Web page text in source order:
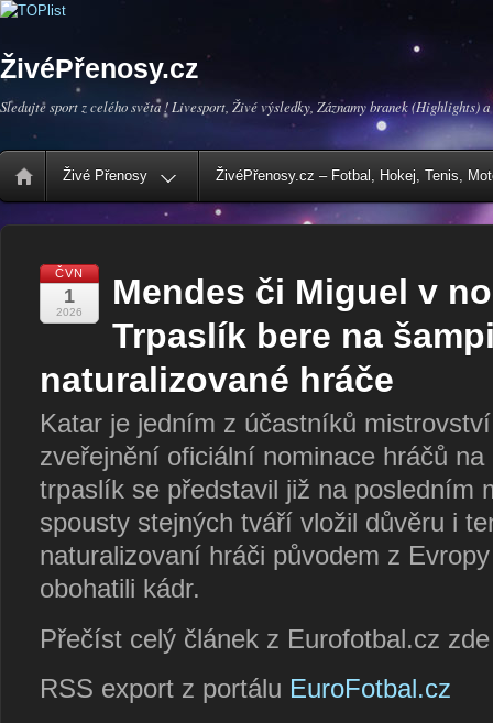
ŽivéPřenosy.cz
Sledujte sport z celého světa ! Livesport, Živé výsledky, Záznamy branek (Highlights) a
Živé Přenosy ŽivéPřenosy.cz – Fotbal, Hokej, Tenis,
ČVN
1
2026
Mendes či Miguel v
Trpaslík bere na
naturalizované hráče
Katar je jedním z účastníků
zveřejnění oficiální nominace hráčů
trpaslík se představil již na posledním
spousty stejných tváří vložil důvěru i
naturalizovaní hráči původem z
obohatili kádr.
Přečíst celý článek z Eurofotbal.cz
RSS export z portálu EuroFotbal.cz